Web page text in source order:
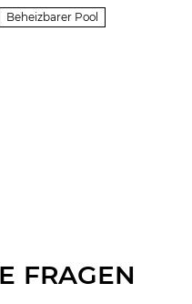
Beheizbarer Pool
FRAGEN